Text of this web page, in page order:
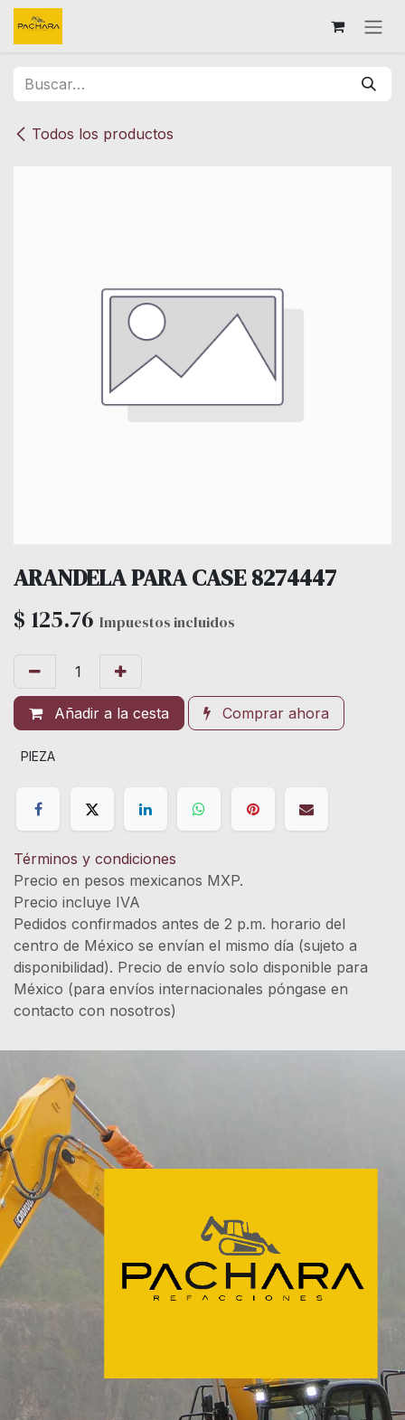
Ir al contenido
Todos los productos
ARANDELA PARA CASE 8274447
$ 125.76 Impuestos incluidos
Añadir a la cesta Comprar ahora
PIEZA
Términos y condiciones
Precio en pesos mexicanos MXP.
Precio incluye IVA
Pedidos confirmados antes de 2 p.m. horario del
centro de México se envían el mismo día (sujeto a
disponibilidad). Precio de envío solo disponible para
México (para envíos internacionales póngase en
contacto con nosotros)